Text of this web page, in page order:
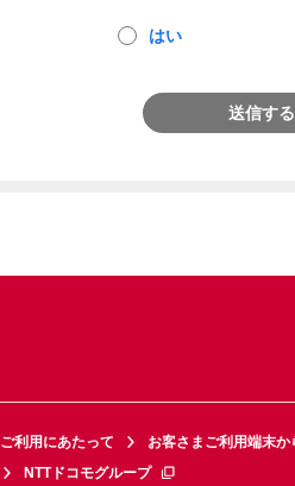
はい
送信する
利用にあたって お客さまご利用端末
NTTドコモグループ